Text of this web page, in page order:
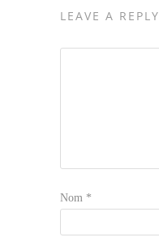
LEAVE A REPLY
Nom *